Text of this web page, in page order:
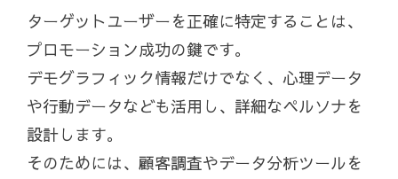
ターゲットユーザーを正確に特定することは、
プロモーション成功の鍵です。
デモグラフィック情報だけでなく、心理データ
や行動データなども活用し、詳細なペルソナを
設計します。
そのためには、顧客調査やデータ分析ツールを